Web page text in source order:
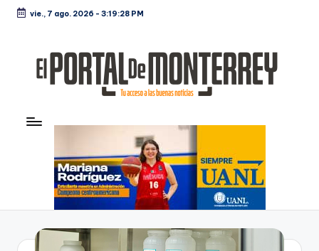
contenido
vie., 7 ago. 2026 - 3:19:29 PM
rt
al